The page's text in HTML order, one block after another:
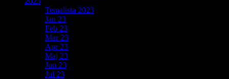
Temalista 2023
Jan 23
Feb 23
Mar 23
Apr 23
Maj 23
Jun 23
Jul 23